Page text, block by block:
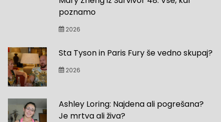
poznamo
2026
Sta Tyson in Paris Fury še vedno skupaj?
2026
Ashley Loring: Najdena ali pogrešana?
Je mrtva ali živa?